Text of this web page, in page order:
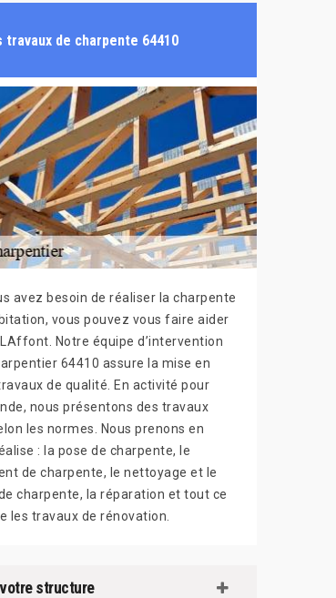
travaux de charpente 64410
avez besoin de réaliser la charpente
vous pouvez vous faire aider
Notre équipe d’intervention
64410 assure la mise en
de qualité. En activité pour
nous présentons des travaux
les normes. Nous prenons en
: la pose de charpente, le
de charpente, le nettoyage et le
charpente, la réparation et tout ce
les travaux de rénovation.
structure